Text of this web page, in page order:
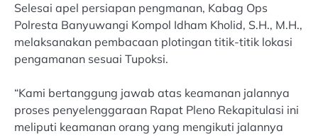
Selesai apel persiapan pengmanan, Kabag Ops
Polresta Banyuwangi Kompol Idham Kholid, S.H., M.H.,
melaksanakan pembacaan plotingan titik-titik lokasi
pengamanan sesuai Tupoksi.
“Kami bertanggung jawab atas keamanan jalannya
proses penyelenggaraan Rapat Pleno Rekapitulasi ini
meliputi keamanan orang yang mengikuti jalannya